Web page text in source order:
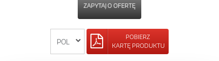
ZAPYTAJ O OFERTĘ
POBIERZ
KARTĘ PRODUKTU